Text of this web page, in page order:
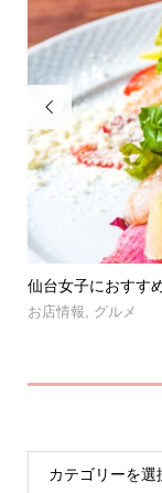

仙台女子におすす
お店情報 グルメ